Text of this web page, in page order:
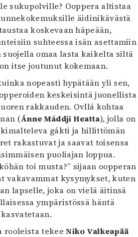
Info
ja irtonumerot
Yhteistyössä
Toimitus
Mediatiedot
Kaltio ry
sukupolville? Ooppera altistaa
äidinikävästä
koskevaan häpeään,
suhteessa isän asettamiin
omaa lasta kaikelta siltä
itse joutunut kokemaan.
nopeasti hypätään yli sen,
keskeisintä juonellista
rakkauden. Ovllá kohtaa
(Ánne Máddji Heatta), jolla on
gákti ja hillittömän
rakastuvat ja saavat toisensa
puoliajan loppua.
toi musta?” sijaan oopperan
vakavammat kysymykset, kuten
lapselle, joka on vielä äitinsä
ympäristössä häntä
kasvatetaan.
rooleista tekeeNiko Valkeapää